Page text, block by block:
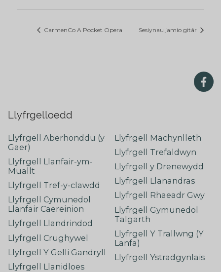
CarmenCo A Pocket Opera Sesiynau jamio gitâr
Llyfrgelloedd
Llyfrgell Aberhonddu (y
Gaer)
Llyfrgell Llanfair-ym-
Muallt
Llyfrgell Tref-y-clawdd
Llyfrgell Cymunedol
Llanfair Caereinion
Llyfrgell Llandrindod
Llyfrgell Crughywel
Llyfrgell Y Gelli Gandryll
Llyfrgell Llanidloes
Llyfrgell Machynlleth
Llyfrgell Trefaldwyn
Llyfrgell y Drenewydd
Llyfrgell Llanandras
Llyfrgell Rhaeadr Gwy
Llyfrgell Gymunedol
Talgarth
Llyfrgell Y Trallwng (Y
Lanfa)
Llyfrgell Ystradgynlais